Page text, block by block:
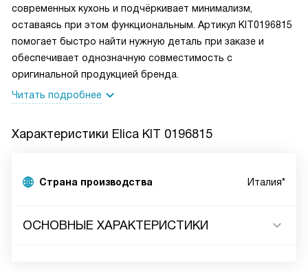
современных кухонь и подчёркивает минимализм,
оставаясь при этом функциональным. Артикул KIT0196815
помогает быстро найти нужную деталь при заказе и
обеспечивает однозначную совместимость с
оригинальной продукцией бренда.
Читать подробнее
Характеристики Elica KIT 0196815
Страна производства Италия*
ОСНОВНЫЕ ХАРАКТЕРИСТИКИ